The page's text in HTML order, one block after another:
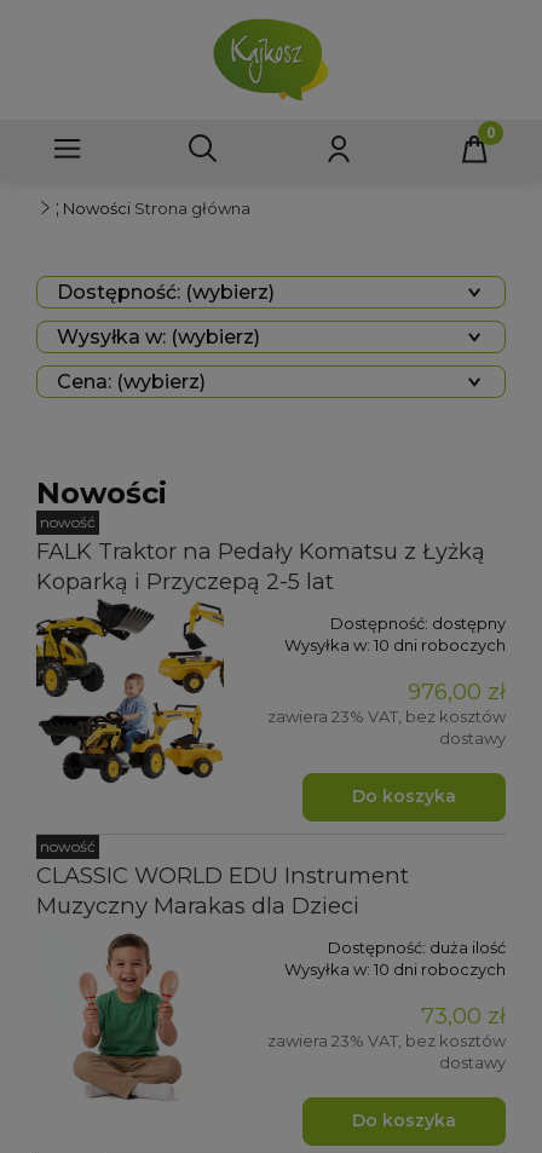
; Nowości Strona główna
Dostępność: (wybierz)
Wysyłka w: (wybierz)
Cena: (wybierz)
Nowości
FALK Traktor na Pedały Komatsu z Łyżką
Koparką i Przyczepą 2-5 lat
Dostępność: dostępny
Wysyłka w: 10 dni roboczych
976,00 zł
zawiera 23% VAT, bez kosztów
dostawy
Do koszyka
nowość
CLASSIC WORLD EDU Instrument
Muzyczny Marakas dla Dzieci
Dostępność: duża ilość
Wysyłka w: 10 dni roboczych
73,00 zł
zawiera 23% VAT, bez kosztów
dostawy
Do koszyka
nowość